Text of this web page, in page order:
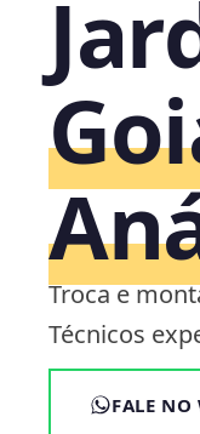
Troca e
Técnicos
FALE NO